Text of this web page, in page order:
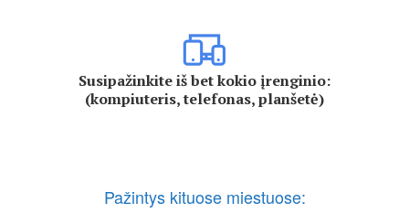
Susipažinkite iš bet kokio įrenginio:
(kompiuteris, telefonas, planšetė)
Pažintys kituose miestuose: